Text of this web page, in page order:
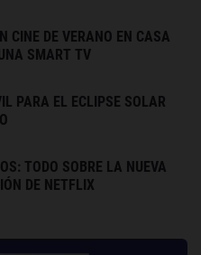
CINE DE VERANO EN CASA
SMART TV
PARA EL ECLIPSE SOLAR
TODO SOBRE LA NUEVA
DE NETFLIX